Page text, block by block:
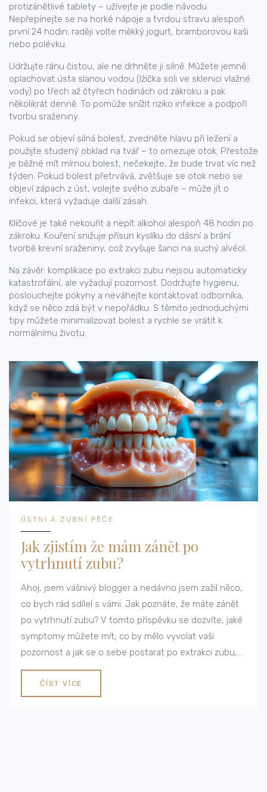
protizánětlivé tablety – užívejte je podle návodu.
Nepřepínejte se na horké nápoje a tvrdou stravu alespoň
první 24 hodin; raději volte měkký jogurt, bramborovou kaši
nebo polévku.
Udržujte ránu čistou, ale ne drhněte ji silně. Můžete jemně
oplachovat ústa slanou vodou (lžička soli ve sklenici vlažné
vody) po třech až čtyřech hodinách od zákroku a pak
několikrát denně. To pomůže snížit riziko infekce a podpoří
tvorbu sraženiny.
Pokud se objeví silná bolest, zvedněte hlavu při ležení a
použijte studený obklad na tvář – to omezuje otok. Přestože
je běžné mít mírnou bolest, nečekejte, že bude trvat víc než
týden. Pokud bolest přetrvává, zvětšuje se otok nebo se
objeví zápach z úst, volejte svého zubaře – může jít o
infekci, která vyžaduje další zásah.
Klíčové je také nekouřit a nepít alkohol alespoň 48 hodin po
zákroku. Kouření snižuje přísun kyslíku do dásní a brání
tvorbě krevní sraženiny, což zvyšuje šanci na suchý alvéol.
Na závěr: komplikace po extrakci zubu nejsou automaticky
katastrofální, ale vyžadují pozornost. Dodržujte hygienu,
poslouchejte pokyny a neváhejte kontaktovat odborníka,
když se něco zdá být v nepořádku. S těmito jednoduchými
tipy můžete minimalizovat bolest a rychle se vrátit k
normálnímu životu.
ÚSTNÍ A ZUBNÍ PÉČE
Jak zjistím že mám zánět po
vytrhnutí zubu?
Ahoj, jsem vášnivý blogger a nedávno jsem zažil něco,
co bych rád sdílel s vámi. Jak poznáte, že máte zánět
po vytrhnutí zubu? V tomto příspěvku se dozvíte, jaké
symptomy můžete mít, co by mělo vyvolat vaši
pozornost a jak se o sebe postarat po extrakci zubu,
aby se předešlo komplikacím. Přidejte se ke mně a
objevte, co jsem se naučil.
ČÍST VÍCE